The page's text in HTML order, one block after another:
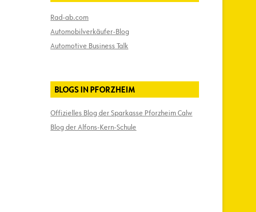
Rad-ab.com
Automobilverkäufer-Blog
Automotive Business Talk
BLOGS IN PFORZHEIM
Offizielles Blog der Sparkasse Pforzheim Calw
Blog der Alfons-Kern-Schule